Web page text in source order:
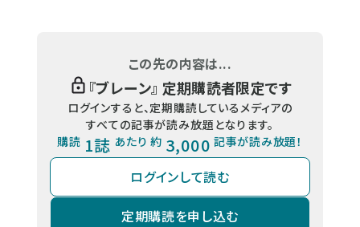
この先の内容は...
『ブレーン』 定期購読者限定です
ログインすると、定期購読しているメディアの
すべての記事が読み放題となります。
購読 1誌 あたり 約 3,000 記事が読み放題！
ログインして読む
定期購読を申し込む